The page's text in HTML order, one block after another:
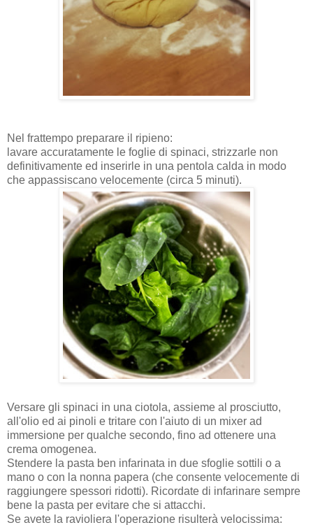
Nel frattempo preparare il ripieno:
lavare accuratamente le foglie di spinaci, strizzarle non
definitivamente ed inserirle in una pentola calda in modo
che appassiscano velocemente (circa 5 minuti).
Versare gli spinaci in una ciotola, assieme al prosciutto,
all'olio ed ai pinoli e tritare con l'aiuto di un mixer ad
immersione per qualche secondo, fino ad ottenere una
crema omogenea.
Stendere la pasta ben infarinata in due sfoglie sottili o a
mano o con la nonna papera (che consente velocemente di
raggiungere spessori ridotti). Ricordate di infarinare sempre
bene la pasta per evitare che si attacchi.
Se avete la ravioliera l'operazione risulterà velocissima: